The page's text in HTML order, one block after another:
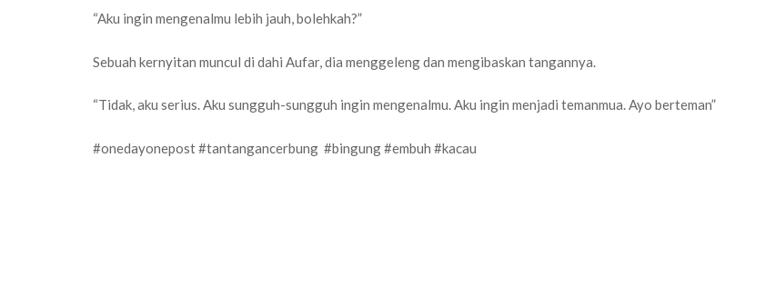
“Aku ingin mengenalmu lebih jauh, bolehkah?”
Sebuah kernyitan muncul di dahi Aufar, dia menggeleng dan mengibaskan tangannya.
“Tidak, aku serius. Aku sungguh-sungguh ingin mengenalmu. Aku ingin menjadi temanmua. Ayo berteman”
#onedayonepost #tantangancerbung #bingung #embuh #kacau